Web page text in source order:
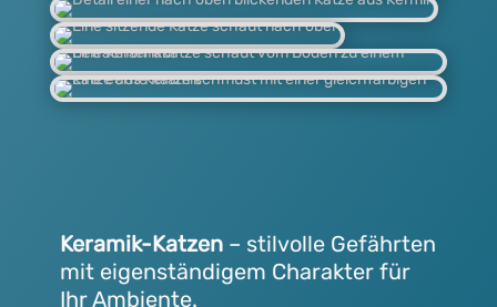
Keramik-Katzen– stilvolle Gefährten
mit eigenständigem Charakter für
Ihr Ambiente.